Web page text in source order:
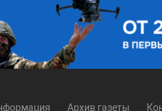
Архив газеты